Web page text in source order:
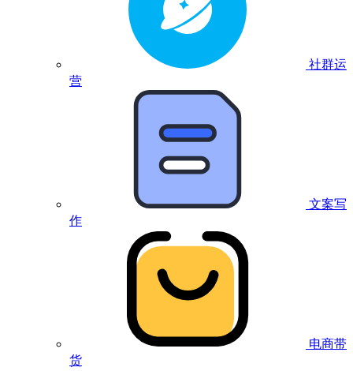
社群运
营
文案写
作
电商带
货